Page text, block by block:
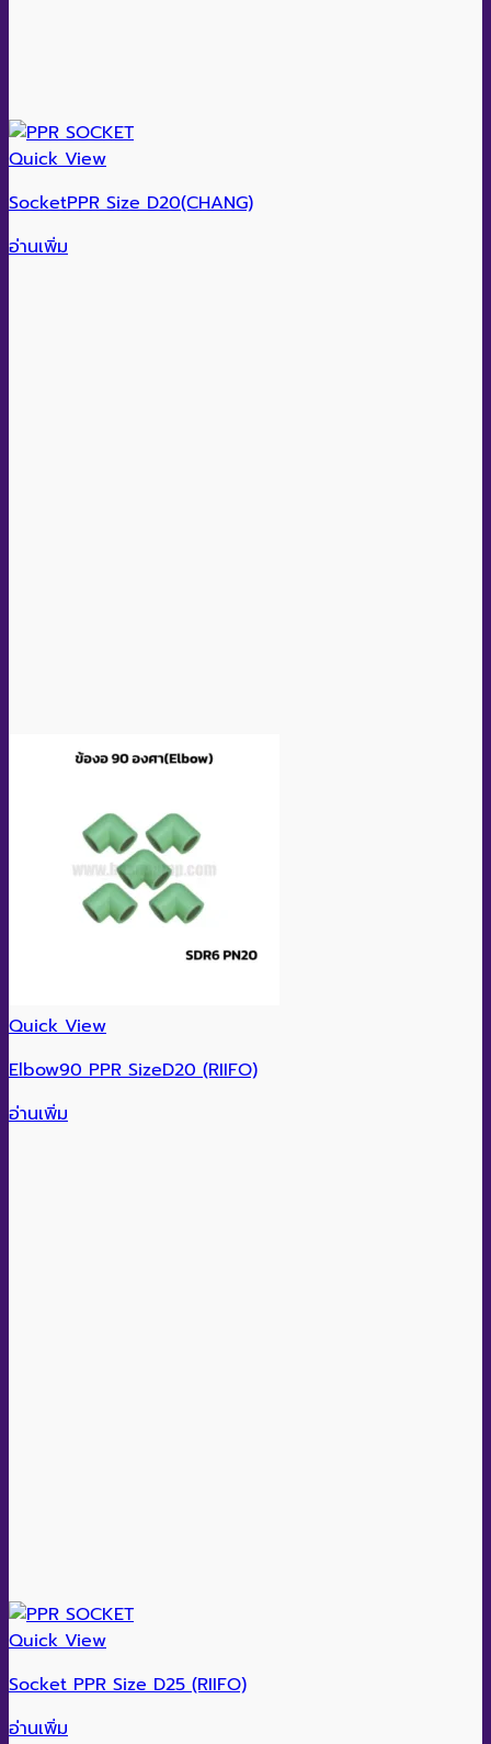
Quick View
SocketPPR Size D20(CHANG)
อ่านเพิ่ม
Quick View
Elbow90 PPR SizeD20 (RIIFO)
อ่านเพิ่ม
Quick View
Socket PPR Size D25 (RIIFO)
อ่านเพิ่ม